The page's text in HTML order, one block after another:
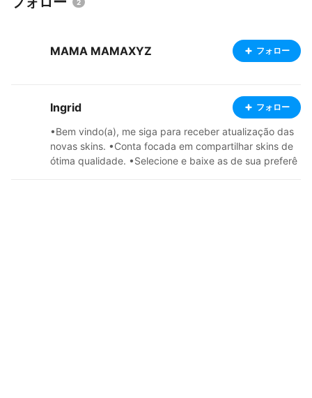
2
MAMA MAMAXYZ フォロー
Ingrid フォロー
•Bem vindo(a), me siga para receber atualização das
novas skins. •Conta focada em compartilhar skins de
ótima qualidade. •Selecione e baixe as de sua preferê